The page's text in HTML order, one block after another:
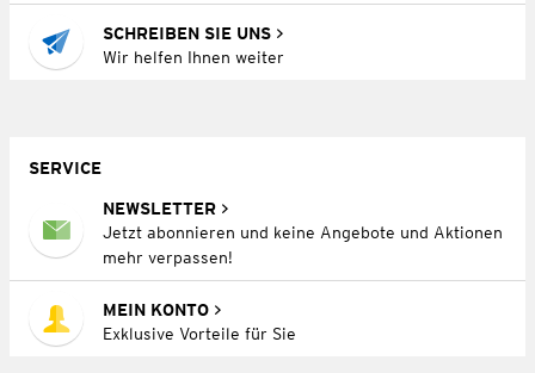
SCHREIBEN SIE UNS
Wir helfen Ihnen weiter
SERVICE
NEWSLETTER
Jetzt abonnieren und keine Angebote und Aktionen
mehr verpassen!
MEIN KONTO
Exklusive Vorteile für Sie